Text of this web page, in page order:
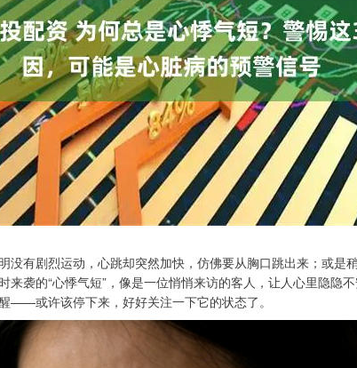
没有剧烈运动，心跳却突然加快，仿佛要从胸口跳出来；或是
来袭的“心悸气短”，像是一位悄悄来访的客人，让人心里隐隐
——或许该停下来，好好关注一下它的状态了。